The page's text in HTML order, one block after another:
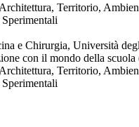
Territorio,
e Chirurgia, Università
con il mondo della scuola
Territorio,